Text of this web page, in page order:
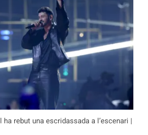
ha rebut una escridassada a l’escenari |